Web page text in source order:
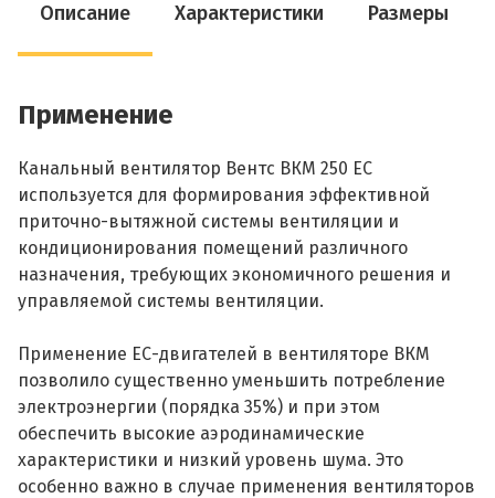
Описание Характеристики Размеры
Применение
Канальный вентилятор Вентс ВКМ 250 ЕС
используется для формирования эффективной
приточно-вытяжной системы вентиляции и
кондиционирования помещений различного
назначения, требующих экономичного решения и
управляемой системы вентиляции.
Применение ЕС-двигателей в вентиляторе ВКМ
позволило существенно уменьшить потребление
электроэнергии (порядка 35%) и при этом
обеспечить высокие аэродинамические
характеристики и низкий уровень шума. Это
особенно важно в случае применения вентиляторов